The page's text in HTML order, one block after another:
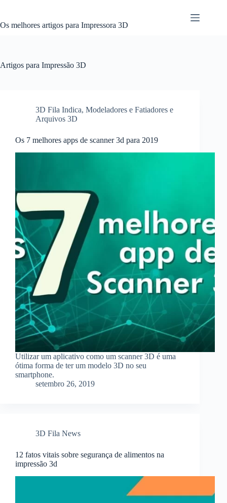
o
Os melhores artigos para Impressora 3D
Artigos para Impressão 3D
3D Fila Indica, Modeladores e Fatiadores e
Arquivos 3D
Os 7 melhores apps de scanner 3d para 2019
Utilizar um aplicativo como um scanner 3D é uma
ótima forma de ter um modelo 3D no seu
smartphone.
setembro 26, 2019
3D Fila News
12 fatos vitais sobre segurança de alimentos na
impressão 3d